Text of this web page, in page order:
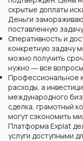
скрытые доплаты
Деньги
поставленную
Оперативность и
конкретную задачу
можно получить
нужно ― все
Профессиональное
расходы, а
международного
сделка, грамотный
могут сэкономить
Платформа Explat
услуги доступными